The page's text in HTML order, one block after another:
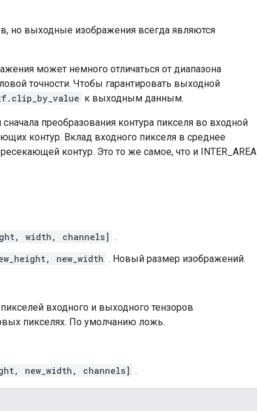
но выходные изображения всегда являются
может немного отличаться от диапазона
точности. Чтобы гарантировать выходной
к выходным данным.
преобразования контура пикселя во входной
контур. Вклад входного пикселя в среднее
контур. Это то же самое, что и INTER_AREA
width, channels] .
new_width . Новый размер изображений.
входного и выходного тензоров
пикселях. По умолчанию ложь.
new_width, channels] .